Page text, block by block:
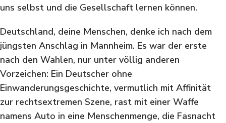
uns selbst und die Gesellschaft lernen können.
Deutschland, deine Menschen, denke ich nach dem
jüngsten Anschlag in Mannheim. Es war der erste
nach den Wahlen, nur unter völlig anderen
Vorzeichen: Ein Deutscher ohne
Einwanderungsgeschichte, vermutlich mit Affinität
zur rechtsextremen Szene, rast mit einer Waffe
namens Auto in eine Menschenmenge, die Fasnacht